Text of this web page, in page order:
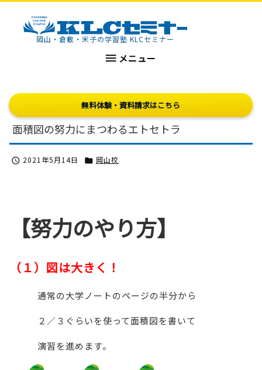
KLCセミナー岡山・倉敷・米子の学習塾 KLCセミナー
 メニュー
無料体験・資料請求はこちら
面積図の努力にまつわるエトセトラ
 2021年5月14日  岡山校
【努力のやり方】
（１）図は大きく！
通常の大学ノートのページの半分から
２／３ぐらいを使って面積図を書いて
演習を進めます。